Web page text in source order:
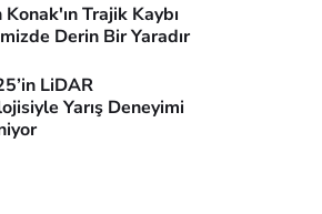
Trajik Kaybı
Derin Bir Yaradır
LiDAR
Yarış Deneyimi